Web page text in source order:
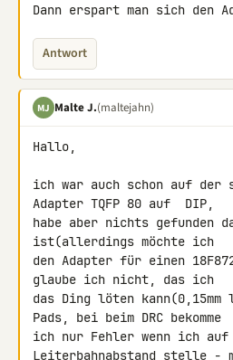
Dann erspart man sich den
Antwort
MJ Malte J.(maltejahn)
Hallo,
ich war auch schon auf der
Adapter TQFP 80 auf  DIP,
habe aber nichts gefunden
ist(allerdings möchte ich
den Adapter für einen
glaube ich nicht, das ich
das Ding löten
Pads, bei beim DRC bekomme
ich nur Fehler wenn ich
Leiterbahnabstand stelle -